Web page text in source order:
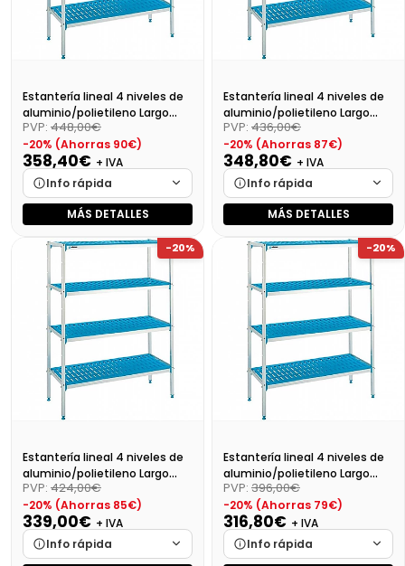
Estantería lineal 4 niveles de
aluminio/polietileno Largo
119cm
PVP: 448,00€
-20% (Ahorras 90€)
358,40€ + IVA
Info rápida
Marca
Cargando…
Medidas
Cargando…
Disponibilidad
Cargando…
Precio final (+21%)
MÁS DETALLES
Estantería lineal 4 niveles de
aluminio/polietileno Largo
109cm
PVP: 436,00€
-20% (Ahorras 87€)
348,80€ + IVA
Info rápida
Marca
Cargando…
Medidas
Cargando…
Disponibilidad
Cargando…
Precio final (+21%)
MÁS DETALLES
-20%
Estantería lineal 4 niveles de
aluminio/polietileno Largo
99cm
PVP: 424,00€
-20% (Ahorras 85€)
339,00€ + IVA
Info rápida
-20%
Estantería lineal 4 niveles de
aluminio/polietileno Largo
89cm
PVP: 396,00€
-20% (Ahorras 79€)
316,80€ + IVA
Info rápida